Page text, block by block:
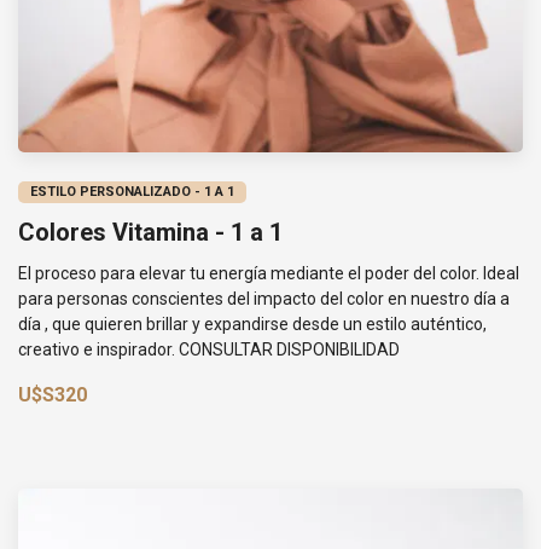
ESTILO PERSONALIZADO - 1 A 1
Colores Vitamina - 1 a 1
El proceso para elevar tu energía mediante el poder del color. Ideal
para personas conscientes del impacto del color en nuestro día a
día , que quieren brillar y expandirse desde un estilo auténtico,
creativo e inspirador. CONSULTAR DISPONIBILIDAD
U$S320